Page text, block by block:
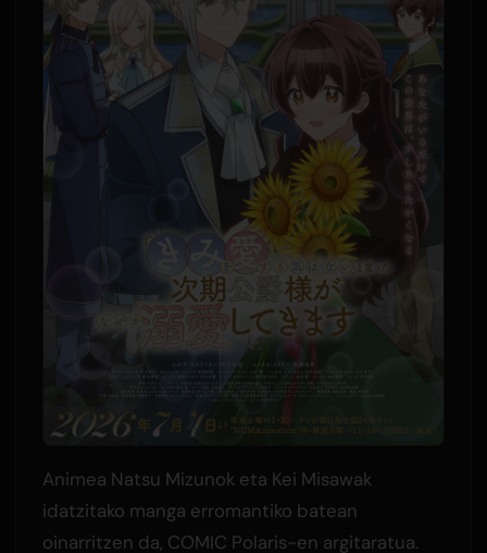
Animea Natsu Mizunok eta Kei Misawak
idatzitako manga erromantiko batean
oinarritzen da, COMIC Polaris-en argitaratua.